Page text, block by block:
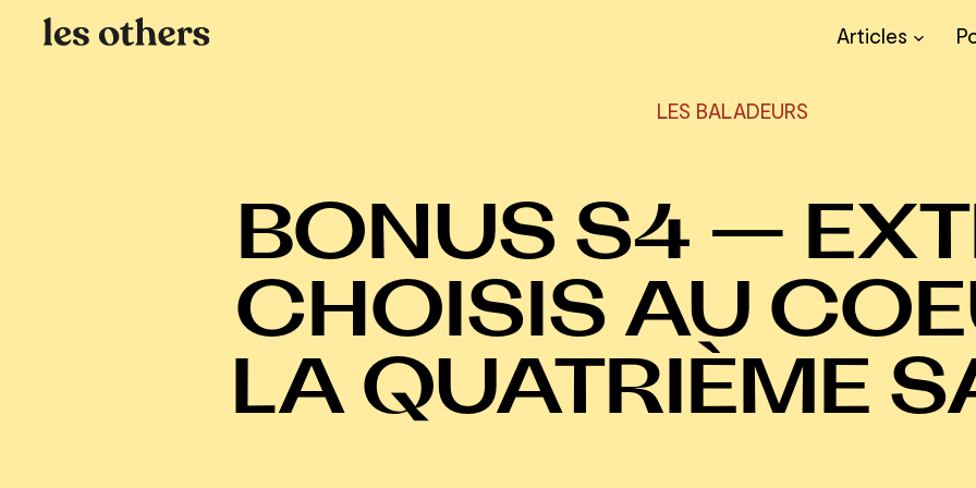
Articles
LES BALADEURS
BONUS S4 —
CHOISIS AU
LA QUATRIÈME